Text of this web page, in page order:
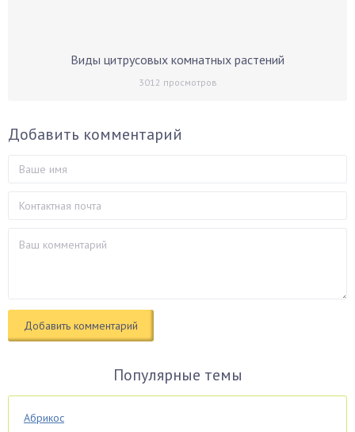
Виды цитрусовых комнатных растений
3012 просмотров
Добавить комментарий
Популярные темы
Абрикос